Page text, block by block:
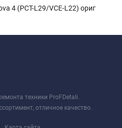
4 (PCT-L29/VCE-L22) ориг
техники ProFDetali.
отличное качество.